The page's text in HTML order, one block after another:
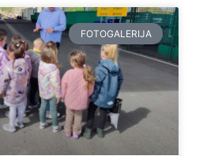
FOTOGALERIJA